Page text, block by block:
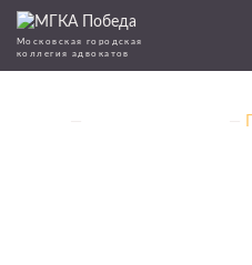
Московская городская
коллегия адвокатов